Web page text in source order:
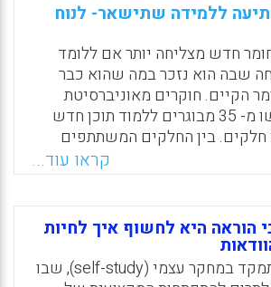
ללמידה שתישאר- לנוח
חדש מצליחה יותר אם ללומד
שבה הוא נזכר במה שהוא כבר
הקיים. חוקרים מאוניברסיטת
טקסס ביקשו מ- 35 מבוגרים ללמוד תוכן חדש
שחולק ל- 2 חלקים. בין החלקים המשתתפים
שבו יכלו לנוח ולחשוב על כל מה
המוח של כלל המשתתפים הראו
את הזמן למנוחה והיזכרות
הצליחו הרבה יותר בלמידת החלק
לא עשו זאת במכוון, המחשבות
אוטומטית. מחקרים רבים הוכיחו
קראו עוד...
הוראה היא לחשוף איך לחיות
מאמר זה מתמקד במחקר עצמי (self-study), שבו